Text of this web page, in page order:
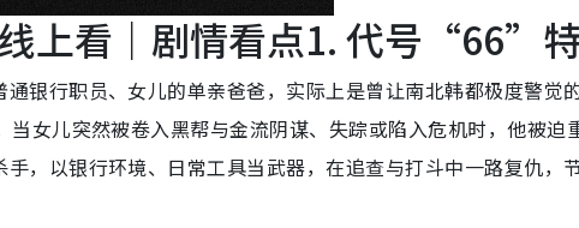
线上看｜剧情看点1. 代号“66”
银行职员、女儿的单亲爸爸，实际上是曾让南北韩都极度警觉
女儿突然被卷入黑帮与金流阴谋、失踪或陷入危机时，他被迫
，以银行环境、日常工具当武器，在追查与打斗中一路复仇，